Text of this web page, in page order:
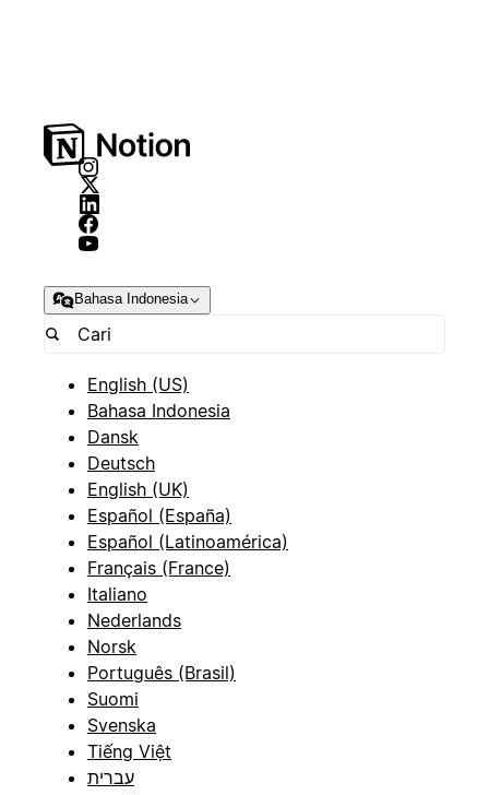
Bahasa Indonesia
English (US)
Bahasa Indonesia
Dansk
Deutsch
English (UK)
Español (España)
Español (Latinoamérica)
Français (France)
Italiano
Nederlands
Norsk
Português (Brasil)
Suomi
Svenska
Tiếng Việt
עברית